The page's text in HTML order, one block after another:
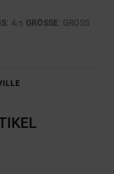
: 4/5 GRÖSSE : GROSS